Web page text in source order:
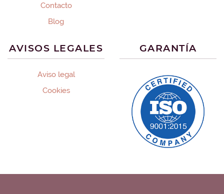
Contacto
Blog
AVISOS LEGALES
Aviso legal
Cookies
GARANTÍA